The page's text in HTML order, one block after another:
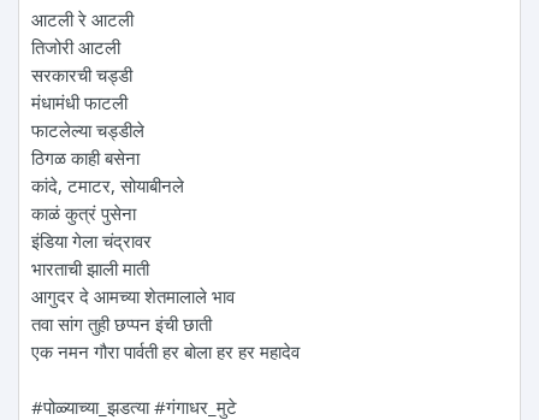
आटली रे आटली
तिजोरी आटली
सरकारची चड्डी
मंधामंधी फाटली
फाटलेल्या चड्डीले
ठिगळ काही बसेना
कांदे, टमाटर, सोयाबीनले
काळं कुत्रं पुसेना
इंडिया गेला चंद्रावर
भारताची झाली माती
आगुदर दे आमच्या शेतमालाले भाव
तवा सांग तुही छप्पन इंची छाती
एक नमन‌ गौरा पार्वती हर बोला हर हर महादेव
#पोळ्याच्या_झडत्या #गंगाधर_मुटे